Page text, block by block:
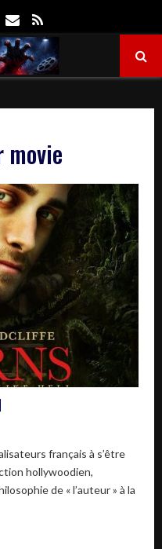
Youtube
Email
movie
français à s’être
hollywoodien,
de « l’auteur » à la